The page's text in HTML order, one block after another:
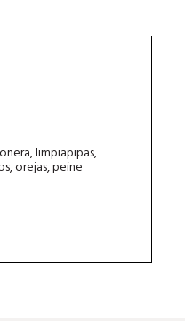
limpiapipas,
orejas, peine